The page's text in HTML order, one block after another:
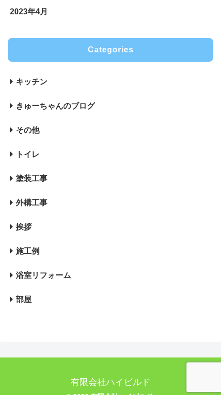
2023年4月
Categories
キッチン
きゅーちゃんのブログ
その他
トイレ
塗装工事
外構工事
挨拶
施工例
浴室リフォーム
部屋
有限会社ハイビルド